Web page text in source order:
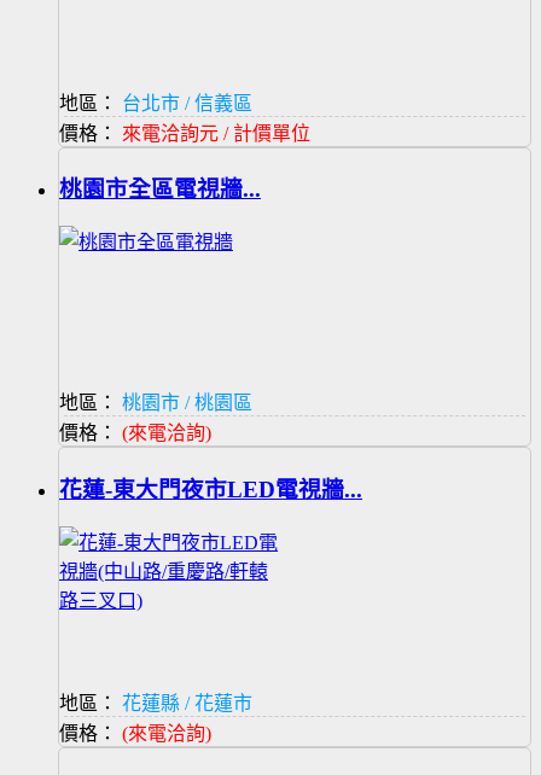
地區：
台北市 / 信義區
價格： 來電洽詢元 / 計價單位
桃園市全區電視牆...
地區：
桃園市 / 桃園區
價格： (來電洽詢)
花蓮-東大門夜市LED電視牆...
地區：
花蓮縣 / 花蓮市
價格： (來電洽詢)